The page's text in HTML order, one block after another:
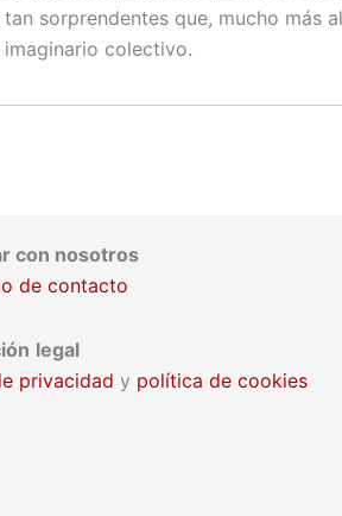
tan sorprendentes que, mucho más
imaginario colectivo.
con nosotros
de contacto
legal
privacidad y política de cookies